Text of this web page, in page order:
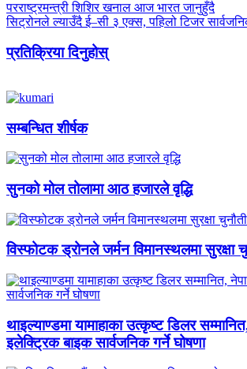
परराष्ट्रमन्त्री शिशिर खनाल आज भारत जानुहुँदै
सिट्रोनले ल्याउँदै ई–सी ३ एक्स, पहिलो टिजर
प्रतिक्रिया दिनुहोस्
सम्बन्धित शीर्षक
सुनको मोल तोलामा आठ हजारले वृद्धि
विस्फोटक ड्रोनले जर्मन विमानस्थलमा सुरक्षा
थाइल्याण्डमा यामाहाका उत्कृष्ट डिलर
इलेक्ट्रिक बाइक सार्वजनिक गर्ने घोषणा